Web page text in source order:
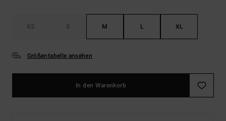
XS S M L XL
Größentabelle ansehen
In den Warenkorb